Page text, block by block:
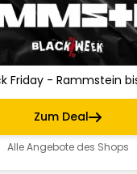
Friday - Rammstein
Zum Deal
Alle Angebote des Shops